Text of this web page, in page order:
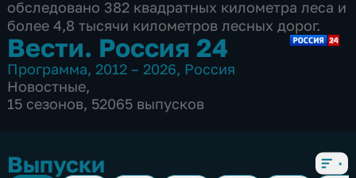
обследовано 382 квадратных километра леса и
более 4,8 тысячи километров лесных дорог.
Вести. Россия 24
Программа, 2012 – 2026, Россия
Новостные,
15 сезонов, 52065 выпусков
Выпуски